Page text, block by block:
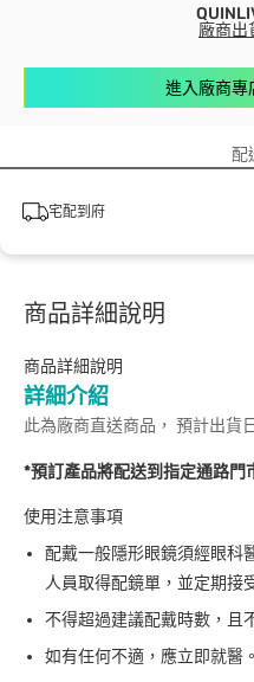
廠商出
進入廠商專
配
宅配到府
商品詳細說明
商品詳細說明
詳細介紹
此為廠商直送商品， 預計出貨
*預訂產品將配送到指定通路門
使用注意事項
配戴一般隱形眼鏡須經眼科
人員取得配鏡單，並定期接
不得超過建議配戴時數，且
如有任何不適，應立即就醫。